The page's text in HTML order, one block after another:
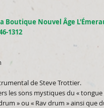
Boutique Nouvel Âge
1312
de Steve Trottier.
les sons mystiques du «
» ou « Rav drum » ainsi que